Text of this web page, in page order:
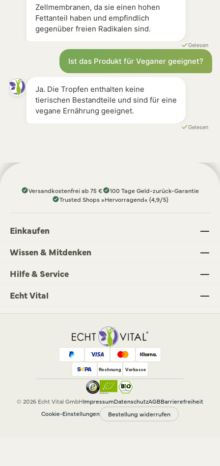
Zellmembranen, da sie einen hohen
Fettanteil haben und empfindlich
gegenüber freien Radikalen sind.
Gelesen
Ist das Produkt für Veganer geeignet?
Ja. Die Tropfen enthalten keine
tierischen Bestandteile und sind für eine
vegane Ernährung geeignet.
Gelesen
Versandkostenfrei ab 75 €
100 Tage Geld-zurück-Garantie
Trusted Shops »Hervorragend« (4,9/5)
Einkaufen
Wissen & Mitdenken
Hilfe & Service
Echt Vital
Rechnung Vorkasse
© 2026 Echt Vital GmbHImpressumDatenschutzAGBBarrierefreiheit
Cookie-Einstellungen
Bestellung widerrufen